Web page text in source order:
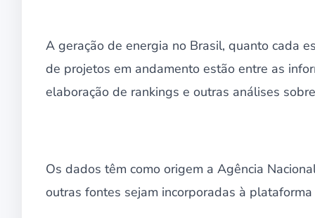
A geração de energia no Brasil, quanto cada
de projetos em andamento estão entre as
elaboração de rankings e outras análises
Os dados têm como origem a Agência
outras fontes sejam incorporadas à